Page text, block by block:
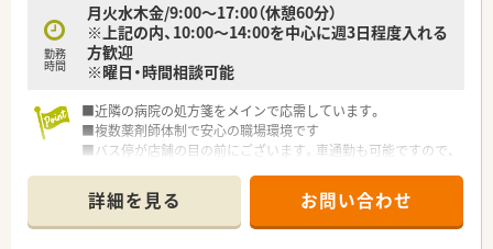
勤務
時間
月火水木金/9:00～17:00（休憩60分）
※上記の内、10:00～14:00を中心に週3日程度入れる
方歓迎
※曜日・時間相談可能
■近隣の病院の処方箋をメインで応需しています。
■複数薬剤師体制で安心の職場環境です
■バス停が店舗の目の前にございます。車通勤も可能ですので、
詳細を見る お問い合わせ